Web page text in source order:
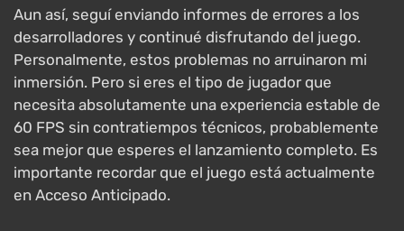
Aun así, seguí enviando informes de errores a los
desarrolladores y continué disfrutando del juego.
Personalmente, estos problemas no arruinaron mi
inmersión. Pero si eres el tipo de jugador que
necesita absolutamente una experiencia estable de
60 FPS sin contratiempos técnicos, probablemente
sea mejor que esperes el lanzamiento completo. Es
importante recordar que el juego está actualmente
en Acceso Anticipado.